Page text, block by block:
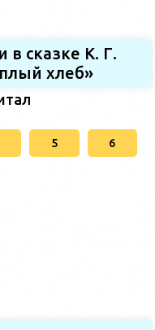
в сказке К. Г.
хлеб»
5 6